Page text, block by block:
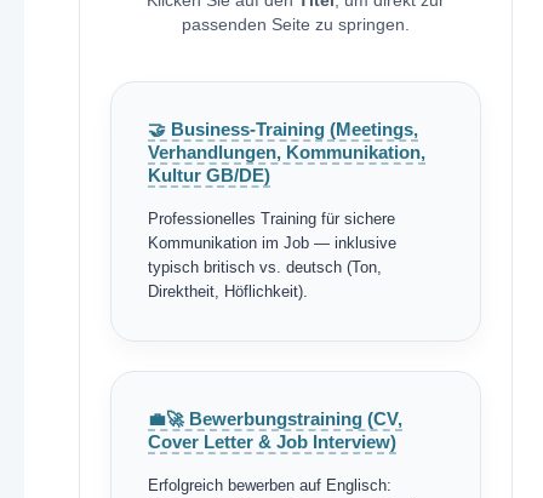
passenden Seite zu springen.
🤝 Business-Training (Meetings,
Verhandlungen, Kommunikation,
Kultur GB/DE)
Professionelles Training für sichere
Kommunikation im Job — inklusive
typisch britisch vs. deutsch (Ton,
Direktheit, Höflichkeit).
💼🚀 Bewerbungstraining (CV,
Cover Letter & Job Interview)
Erfolgreich bewerben auf Englisch: